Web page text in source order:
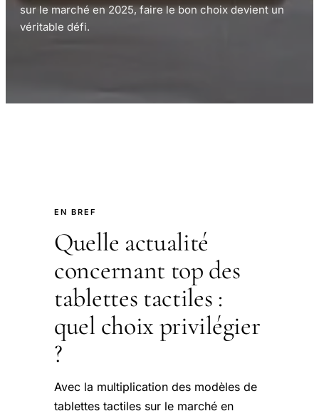
sur le marché en 2025, faire le bon choix devient un
véritable défi.
EN BREF
Quelle actualité
concernant top des
tablettes tactiles :
quel choix privilégier
?
Avec la multiplication des modèles de
tablettes tactiles sur le marché en